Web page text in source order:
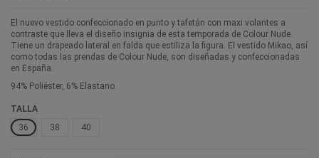
El nuevo vestido confeccionado en punto y tafetán con maxi volantes a
contraste que lleva el diseño insignia de esta temporada de Colour Nude.
Tiene un drapeado lateral en falda que estiliza la figura. El vestido Mikao, así
como todas las prendas de Colour Nude, son diseñadas y confeccionadas
en España.
94% Poliéster, 6% Elastano.
TALLA
36
38 40